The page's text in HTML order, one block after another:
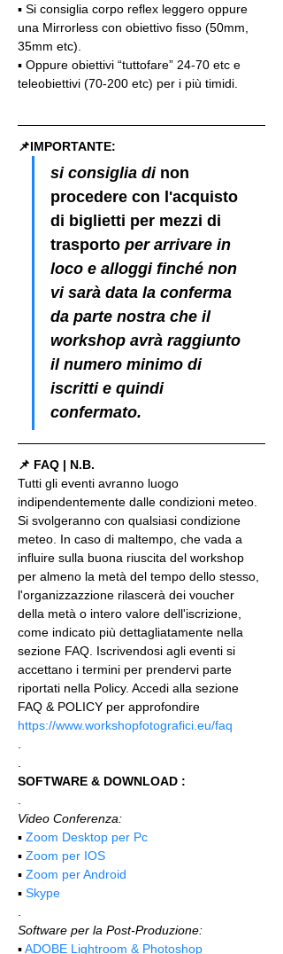
▪️ Si consiglia corpo reflex leggero oppure
una Mirrorless con obiettivo fisso (50mm,
35mm etc).
▪️ Oppure obiettivi “tuttofare” 24-70 etc e
teleobiettivi (70-200 etc) per i più timidi.
📌IMPORTANTE:
si consiglia di non
procedere con l'acquisto
di biglietti per mezzi di
trasporto per arrivare in
loco e alloggi finché non
vi sarà data la conferma
da parte nostra che il
workshop avrà raggiunto
il numero minimo di
iscritti e quindi
confermato.
📌 FAQ | N.B.
Tutti gli eventi avranno luogo
indipendentemente dalle condizioni meteo.
Si svolgeranno con qualsiasi condizione
meteo. In caso di maltempo, che vada a
influire sulla buona riuscita del workshop
per almeno la metà del tempo dello stesso,
l'organizzazzione rilascerà dei voucher
della metà o intero valore dell'iscrizione,
come indicato più dettagliatamente nella
sezione FAQ. Iscrivendosi agli eventi si
accettano i termini per prendervi parte
riportati nella Policy. Accedi alla sezione
FAQ & POLICY per approfondire
https://www.workshopfotografici.eu/faq
SOFTWARE & DOWNLOAD :
Video Conferenza:
▪️ Zoom Desktop per Pc
▪️ Zoom per IOS
▪️ Zoom per Android
▪️ Skype
Software per la Post-Produzione:
▪️ ADOBE Lightroom & Photoshop